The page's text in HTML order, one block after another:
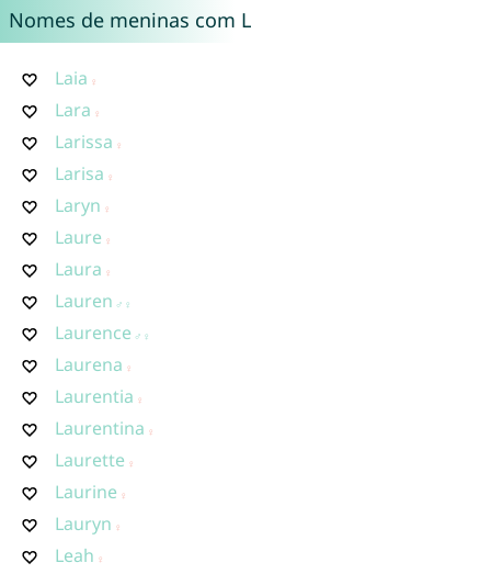
Nomes de meninas com L
Laia
Lara
Larissa
Larisa
Laryn
Laure
Laura
Lauren
Laurence
Laurena
Laurentia
Laurentina
Laurette
Laurine
Lauryn
Leah